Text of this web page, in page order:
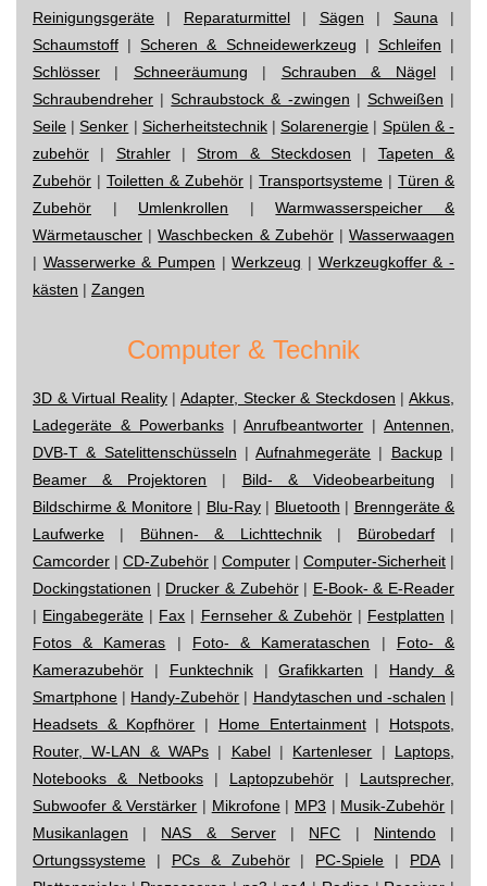
Reinigungsgeräte | Reparaturmittel| Sägen | Sauna |
Schaumstoff |Scheren & Schneidewerkzeug | Schleifen |
Schlösser | Schneeräumung | Schrauben & Nägel|
Schraubendreher |Schraubstock & -zwingen | Schweißen |
Seile |Senker | Sicherheitstechnik|Solarenergie | Spülen & -
zubehör | Strahler|Strom & Steckdosen | Tapeten &
Zubehör | Toiletten & Zubehör | Transportsysteme | Türen &
Zubehör | Umlenkrollen |Warmwasserspeicher &
Wärmetauscher |Waschbecken & Zubehör|Wasserwaagen
| Wasserwerke & Pumpen |Werkzeug | Werkzeugkoffer & -
kästen | Zangen
Computer & Technik
3D & Virtual Reality|Adapter, Stecker & Steckdosen |Akkus,
Ladegeräte & Powerbanks|Anrufbeantworter |Antennen,
DVB-T & Satelittenschüsseln |Aufnahmegeräte | Backup|
Beamer & Projektoren | Bild- & Videobearbeitung |
Bildschirme & Monitore| Blu-Ray| Bluetooth | Brenngeräte &
Laufwerke | Bühnen- & Lichttechnik| Bürobedarf|
Camcorder | CD-Zubehör | Computer | Computer-Sicherheit |
Dockingstationen | Drucker & Zubehör| E-Book- & E-Reader
| Eingabegeräte | Fax | Fernseher & Zubehör| Festplatten |
Fotos & Kameras | Foto- & Kamerataschen | Foto- &
Kamerazubehör | Funktechnik|Grafikkarten | Handy &
Smartphone | Handy-Zubehör | Handytaschen und -schalen |
Headsets & Kopfhörer | Home Entertainment| Hotspots,
Router, W-LAN & WAPs | Kabel| Kartenleser | Laptops,
Notebooks & Netbooks | Laptopzubehör | Lautsprecher,
Subwoofer & Verstärker | Mikrofone| MP3 | Musik-Zubehör |
Musikanlagen | NAS & Server| NFC | Nintendo|
Ortungssysteme | PCs & Zubehör| PC-Spiele | PDA|